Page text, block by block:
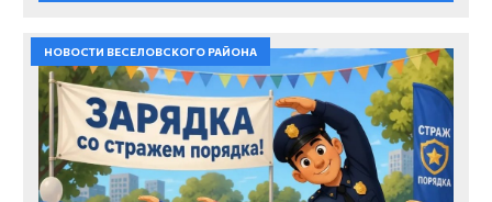
НОВОСТИ ВЕСЕЛОВСКОГО РАЙОНА